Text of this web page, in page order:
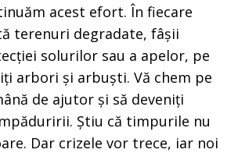
acest efort. În fiecare
terenuri degradate, fâșii
solurilor sau a apelor, pe
arbori și arbuști. Vă chem pe
de ajutor și să deveniți
Știu că timpurile nu
Dar crizele vor trece, iar noi